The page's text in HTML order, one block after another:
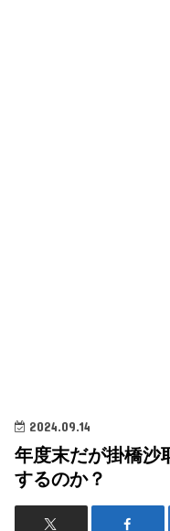
2024.09.14
年度末だが掛橋沙
するのか？